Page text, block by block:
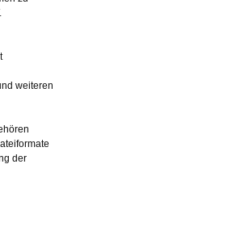
weiteren
der